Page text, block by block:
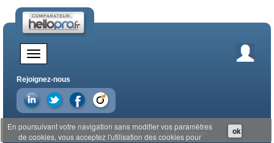
Rejoignez-nous
© 2026 EDG - Hellopro.fr - Tous droits réservés
En poursuivant votre navigation sans modifier vos paramètres
de cookies, vous acceptez l'utilisation des cookies pour
ok